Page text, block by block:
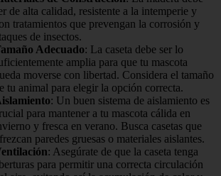
de alta calidad, resistente a la intemperie y
tratamientos que prevengan la corrosión y
de insectos.
Adecuado: La caseta debe ser lo
amplia para que tu mascota
moverse con libertad. Considera el tamaño
tu animal para elegir la opción correcta.
: Un buen sistema de aislamiento es
para mantener a tu mascota cálida en
y fresca en verano. Busca casetas que
paredes gruesas o materiales aislantes.
: Asegúrate de que la caseta tenga
para permitir una correcta circulación